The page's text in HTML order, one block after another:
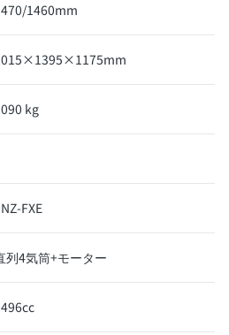
1460mm
kg
FXE
列4気筒+モーター